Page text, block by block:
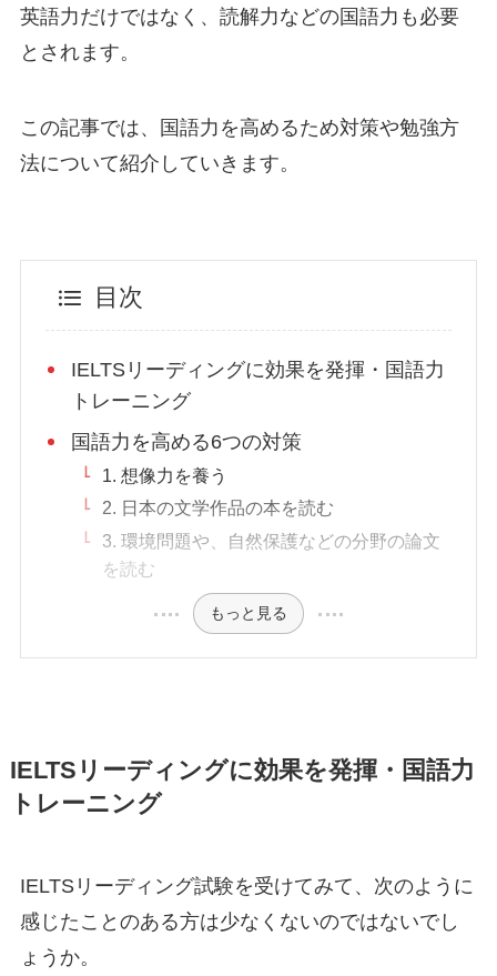
英語力だけではなく、読解力などの国語力も必要
とされます。
この記事では、国語力を高めるため対策や勉強方
法について紹介していきます。
目次
IELTSリーディングに効果を発揮・国語力
トレーニング
国語力を高める6つの対策
1. 想像力を養う
2. 日本の文学作品の本を読む
3. 環境問題や、自然保護などの分野の論文
を読む
もっと見る
IELTSリーディングに効果を発揮・国語力
トレーニング
IELTSリーディング試験を受けてみて、次のように
感じたことのある方は少なくないのではないでし
ょうか。